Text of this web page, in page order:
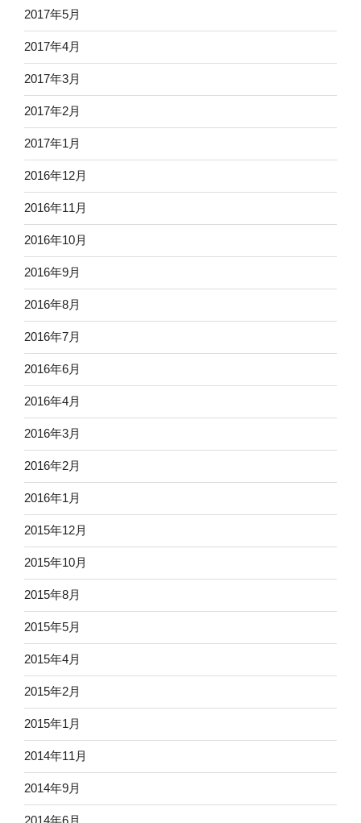
2017年5月
2017年4月
2017年3月
2017年2月
2017年1月
2016年12月
2016年11月
2016年10月
2016年9月
2016年8月
2016年7月
2016年6月
2016年4月
2016年3月
2016年2月
2016年1月
2015年12月
2015年10月
2015年8月
2015年5月
2015年4月
2015年2月
2015年1月
2014年11月
2014年9月